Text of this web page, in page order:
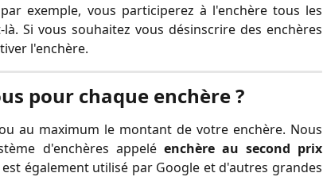
exemple, vous participerez à l'enchère tous les
Si vous souhaitez vous désinscrire des enchères
l'enchère.
pour chaque enchère ?
au maximum le montant de votre enchère. Nous
d'enchères appelé enchère au second prix
est également utilisé par Google et d'autres grandes